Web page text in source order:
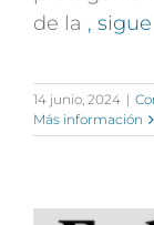
de la ,
14 junio, 2024 |
Más información